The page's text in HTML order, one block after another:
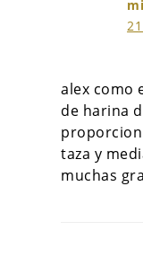
alex como
de harina
proporcion
taza y
muchas